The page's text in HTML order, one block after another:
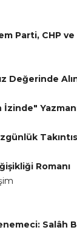
Parti, CHP
Değerinde
İzinde"
Romanı
Salâh